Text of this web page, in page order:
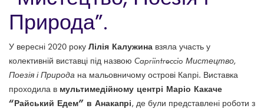
Природа”.
У вересні 2020 року Лілія Калужина взяла участь у
колективній виставці під назвою Capriintreccio Мистецтво,
Поезія і Природа на мальовничому острові Капрі. Виставка
проходила в мультимедійному центрі Маріо Какаче
“Райський Едем” в Анакапрі, де були представлені роботи з